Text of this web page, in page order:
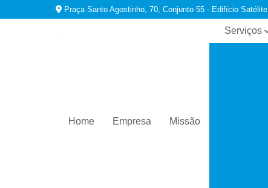
Praça Santo Agostinho, 70, Conjunto 55 - Edifício Satélite
Home Empresa Missão
Serviços